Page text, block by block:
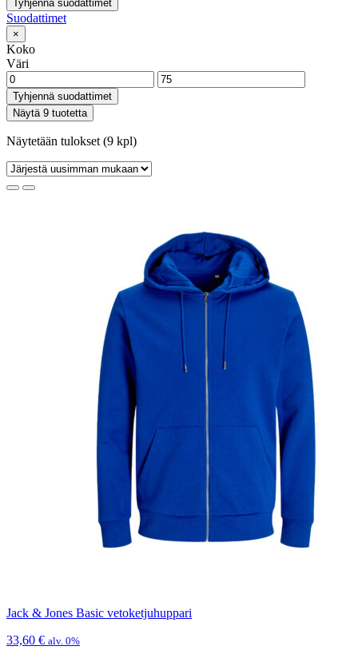
Tyhjennä suodattimet
Suodattimet
×
Koko
Väri
Tyhjennä suodattimet
Näytä 9 tuotetta
Näytetään tulokset (9 kpl)
Jack & Jones Basic vetoketjuhuppari
33,60 € alv. 0%